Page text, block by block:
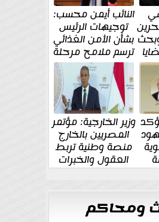
النائب أيمن محسب:
توجيهات الرئيس
بشأن الأمن الغذائي
ترسم ملامح مرحلة
جديدة
وزير الخارجية: مؤتمر
المصريين بالخارج
منصة وطنية تربط
العقول والخبرات
المصرية بالدولة
ومحاكم